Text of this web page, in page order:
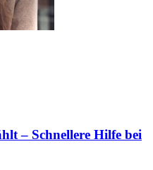
– Schnellere Hilfe bei